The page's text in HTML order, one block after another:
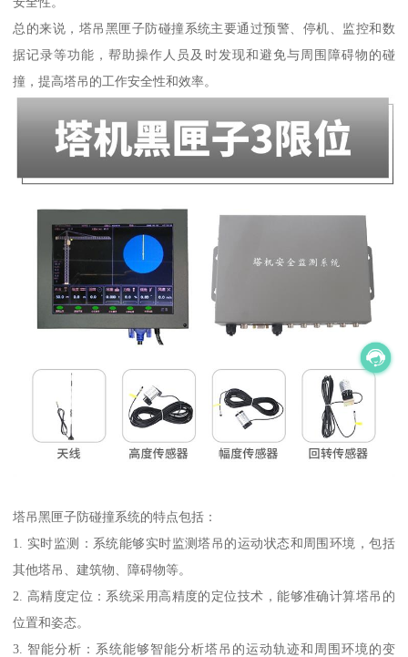
总的来说，塔吊黑匣子防碰撞系统主要通过预警、停机、监控和数
据记录等功能，帮助操作人员及时发现和避免与周围障碍物的碰
撞，提高塔吊的工作安全性和效率。
塔吊黑匣子防碰撞系统的特点包括：
1. 实时监测：系统能够实时监测塔吊的运动状态和周围环境，包括
其他塔吊、建筑物、障碍物等。
2. 高精度定位：系统采用高精度的定位技术，能够准确计算塔吊的
位置和姿态。
3. 智能分析：系统能够智能分析塔吊的运动轨迹和周围环境的变